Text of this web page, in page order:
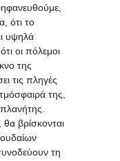
ότι το
υψηλά
οι πόλεμοι
της
τις πληγές
της,
βρίσκονται
τη